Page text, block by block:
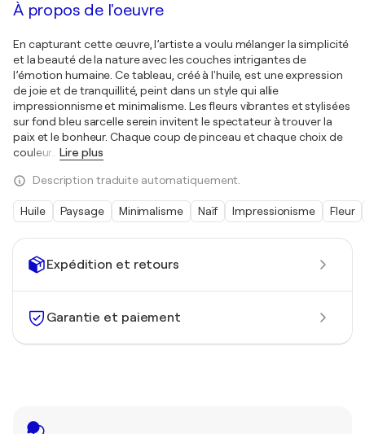
Expédition et retours
Garantie et paiement
À propos de l'oeuvre
En capturant cette œuvre, l’artiste a voulu mélanger la simplicité
et la beauté de la nature avec les couches intrigantes de
l’émotion humaine. Ce tableau, créé à l'huile, est une expression
de joie et de tranquillité, peint dans un style qui allie
impressionnisme et minimalisme. Les fleurs vibrantes et stylisées
sur fond bleu sarcelle serein invitent le spectateur à trouver la
paix et le bonheur. Chaque coup de pinceau et chaque choix de
couleur… Lire plus
Description traduite automatiquement.
Huile Paysage Minimalisme Naïf Impressionisme Fleur